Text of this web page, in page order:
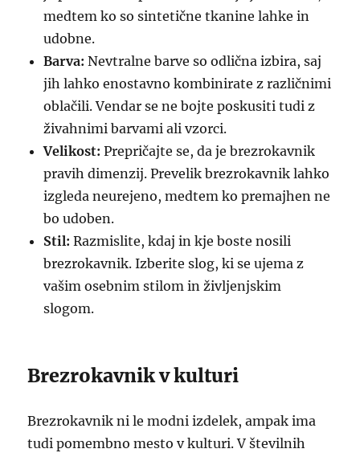
medtem ko so sintetične tkanine lahke in
udobne.
Barva: Nevtralne barve so odlična izbira, saj
jih lahko enostavno kombinirate z različnimi
oblačili. Vendar se ne bojte poskusiti tudi z
živahnimi barvami ali vzorci.
Velikost: Prepričajte se, da je brezrokavnik
pravih dimenzij. Prevelik brezrokavnik lahko
izgleda neurejeno, medtem ko premajhen ne
bo udoben.
Stil: Razmislite, kdaj in kje boste nosili
brezrokavnik. Izberite slog, ki se ujema z
vašim osebnim stilom in življenjskim
slogom.
Brezrokavnik v kulturi
Brezrokavnik ni le modni izdelek, ampak ima
tudi pomembno mesto v kulturi. V številnih